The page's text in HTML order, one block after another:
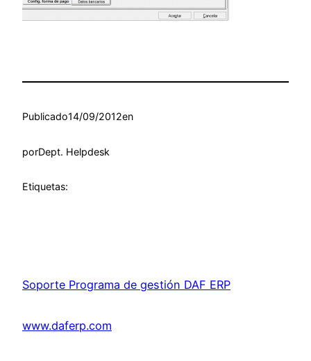
Publicado14/09/2012en
porDept. Helpdesk
Etiquetas:
Soporte Programa de gestión DAF ERP
www.daferp.com